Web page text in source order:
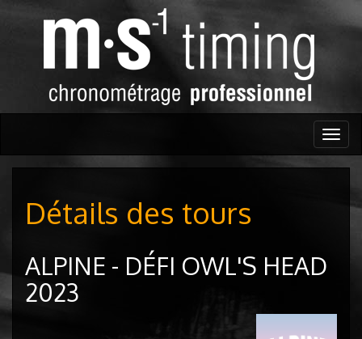
Détails des tours
ALPINE - DÉFI OWL'S HEAD
2023